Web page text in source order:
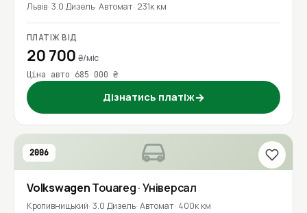
Львів 3.0 Дизель Автомат 231к км
ПЛАТІЖ ВІД
20 700 ₴/міс
Ціна авто 685 000 ₴
Дізнатись платіж→
2006
VolkswagenTouareg· Універсал
Кропивницький 3.0 Дизель Автомат 400к км